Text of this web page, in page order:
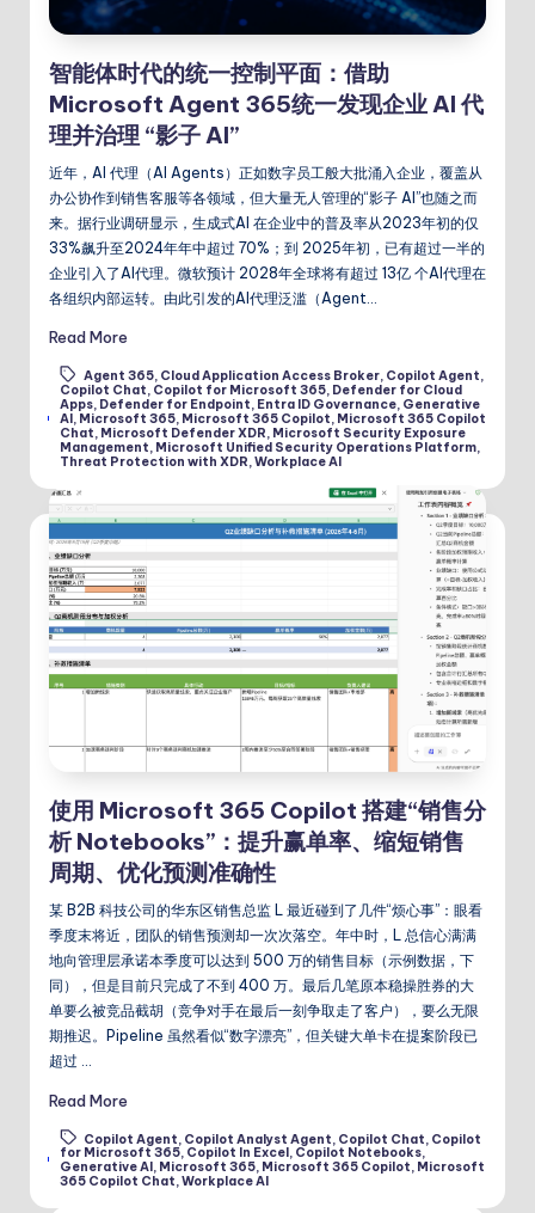
智能体时代的统一控制平面：借助
Microsoft Agent 365统一发现企业 AI 代
理并治理 “影子 AI”
近年，AI 代理（AI Agents）正如数字员工般大批涌入企业，覆盖从
办公协作到销售客服等各领域，但大量无人管理的“影子 AI”也随之而
来。据行业调研显示，生成式AI 在企业中的普及率从2023年初的仅
33%飙升至2024年年中超过 70%；到 2025年初，已有超过一半的
企业引入了AI代理。微软预计 2028年全球将有超过 13亿 个AI代理在
各组织内部运转。由此引发的AI代理泛滥（Agent…
Read More
Tags:
Agent 365, Cloud Application Access Broker, Copilot Agent,
Copilot Chat, Copilot for Microsoft 365, Defender for Cloud
Apps, Defender for Endpoint, Entra ID Governance, Generative
AI, Microsoft 365, Microsoft 365 Copilot, Microsoft 365 Copilot
Chat, Microsoft Defender XDR, Microsoft Security Exposure
Management, Microsoft Unified Security Operations Platform,
Threat Protection with XDR,Workplace AI
使用 Microsoft 365 Copilot 搭建“销售分
析 Notebooks”：提升赢单率、缩短销售
周期、优化预测准确性
某 B2B 科技公司的华东区销售总监 L 最近碰到了几件“烦心事”：眼看
季度末将近，团队的销售预测却一次次落空。年中时，L 总信心满满
地向管理层承诺本季度可以达到 500 万的销售目标（示例数据，下
同），但是目前只完成了不到 400 万。最后几笔原本稳操胜券的大
单要么被竞品截胡（竞争对手在最后一刻争取走了客户），要么无限
期推迟。Pipeline 虽然看似“数字漂亮”，但关键大单卡在提案阶段已
超过 …
Read More
Tags:
Copilot Agent Copilot Analyst Agent Copilot Chat Copilot
for Microsoft 365, Copilot In Excel , Copilot Notebooks,
Generative AI , Microsoft 365, Microsoft 365 Copilot, Microsoft
365 Copilot Chat,Workplace AI